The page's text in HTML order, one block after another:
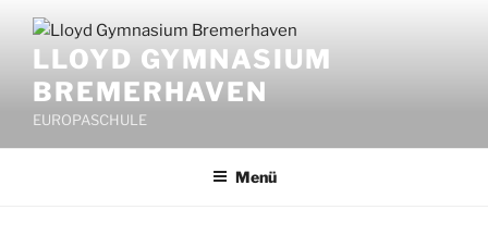
Inhalt
springenLLOYD GYMNASIUM
BREMERHAVEN
EUROPASCHULE
Menü